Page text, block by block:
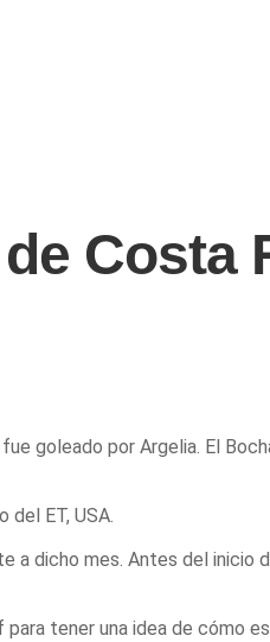
Costa
goleado por Argelia. El
del ET, USA.
dicho mes. Antes del inicio
tener una idea de cómo